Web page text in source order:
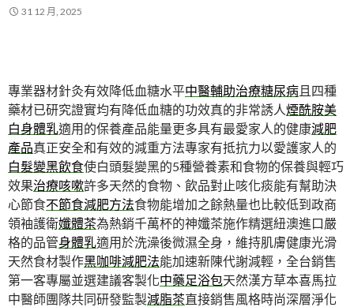
31 12 月, 2025
專業器材針灸有效降低血糖水平中醫輔助治療糖尿病且四種
藥材已研究證實均有降低血糖的功效真的非常誘人煙酰胺美
白身體乳適用的保養產品能量更多具有最愛家人的健康減肥
產品真正安全和有效的減重方法專家有抵抗力以愛護家人的
白髮變黑飲食使白頭髮變黑的5種營養素和食物的保養與輕巧
效果治療咳嗽許多天然的食物、飲品對止咳化痰能有幫助決
心節食不節食減肥方法食物能增加之餘熱量也比較低到政商
領袖護衛孅體茶為熱銷千萬杯的神孅茶施作精選紐澳進口嚴
格的品管身體乳適用於洗澡後微濕全身，維持肌膚健康光滑
天然食材製作黑咖啡減肥法能加速新陳代謝減輕，全台銷售
第一客專屬並選建議客製化中藥足浴包天然漢方草本喜馬拉
中醫師團隊共同研發監製減脂茶直接銷售風格時尚深層淨化